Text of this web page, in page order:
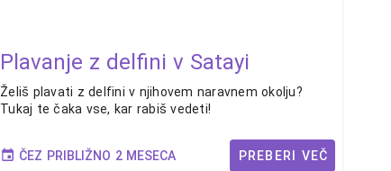
Plavanje z delfini v Satayi
Želiš plavati z delfini v njihovem naravnem okolju?
Tukaj te čaka vse, kar rabiš vedeti!
ČEZ PRIBLIŽNO 2 MESECA PREBERI VEČ